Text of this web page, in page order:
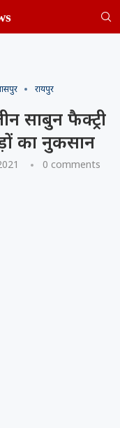
रायपुर
साबुन फैक्ट्री
का नुकसान
0 comments